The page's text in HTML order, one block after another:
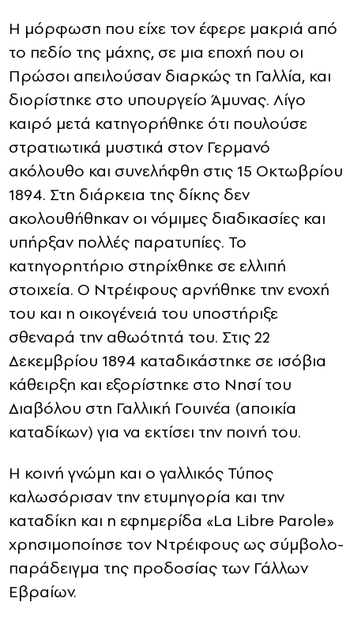
Η μόρφωση που είχε τον έφερε μακριά από
το πεδίο της μάχης, σε μια εποχή που οι
Πρώσοι απειλούσαν διαρκώς τη Γαλλία, και
διορίστηκε στο υπουργείο Άμυνας. Λίγο
καιρό μετά κατηγορήθηκε ότι πουλούσε
στρατιωτικά μυστικά στον Γερμανό
ακόλουθο και συνελήφθη στις 15 Οκτωβρίου
1894. Στη διάρκεια της δίκης δεν
ακολουθήθηκαν οι νόμιμες διαδικασίες και
υπήρξαν πολλές παρατυπίες. Το
κατηγορητήριο στηρίχθηκε σε ελλιπή
στοιχεία. Ο Ντρέιφους αρνήθηκε την ενοχή
του και η οικογένειά του υποστήριξε
σθεναρά την αθωότητά του. Στις 22
Δεκεμβρίου 1894 καταδικάστηκε σε ισόβια
κάθειρξη και εξορίστηκε στο Νησί του
Διαβόλου στη Γαλλική Γουινέα (αποικία
καταδίκων) για να εκτίσει την ποινή του.
Η κοινή γνώμη και ο γαλλικός Τύπος
καλωσόρισαν την ετυμηγορία και την
καταδίκη και η εφημερίδα «La Libre Parole»
χρησιμοποίησε τον Ντρέιφους ως σύμβολο-
παράδειγμα της προδοσίας των Γάλλων
Εβραίων.